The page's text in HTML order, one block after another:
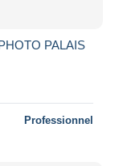
PALAIS
Professionnel